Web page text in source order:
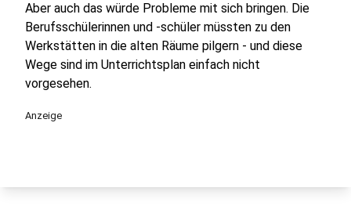
Aber auch das würde Probleme mit sich bringen. Die
Berufsschülerinnen und -schüler müssten zu den
Werkstätten in die alten Räume pilgern - und diese
Wege sind im Unterrichtsplan einfach nicht
vorgesehen.
Anzeige